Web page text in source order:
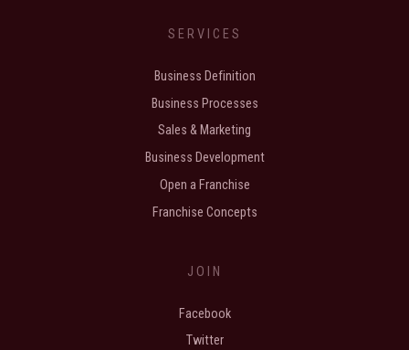
SERVICES
Business Definition
Business Processes
Sales & Marketing
Business Development
Open a Franchise
Franchise Concepts
JOIN
Facebook
Twitter